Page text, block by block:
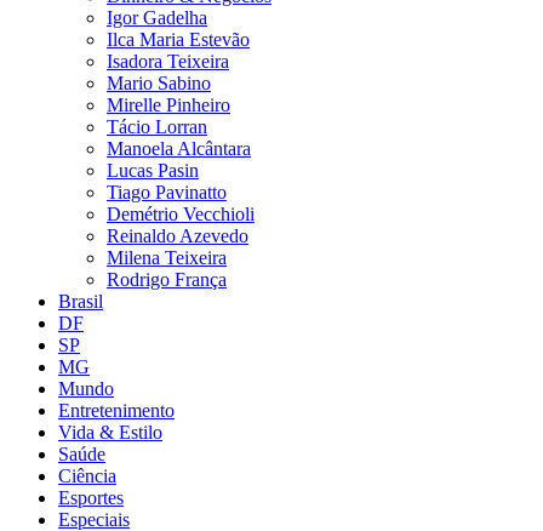
Igor Gadelha
Ilca Maria Estevão
Isadora Teixeira
Mario Sabino
Mirelle Pinheiro
Tácio Lorran
Manoela Alcântara
Lucas Pasin
Tiago Pavinatto
Demétrio Vecchioli
Reinaldo Azevedo
Milena Teixeira
Rodrigo França
Brasil
DF
SP
MG
Mundo
Entretenimento
Vida & Estilo
Saúde
Ciência
Esportes
Especiais